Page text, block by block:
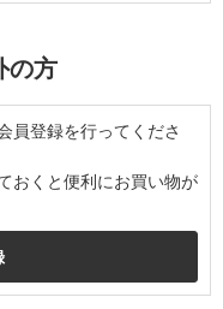
の方
員登録を行ってくださ
おくと便利にお買い物が